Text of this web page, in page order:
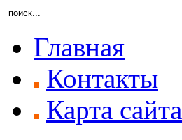
Главная
Контакты
Карта сайта